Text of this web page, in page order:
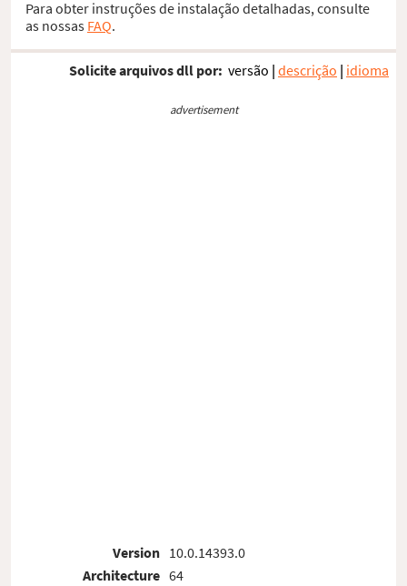
Para obter instruções de instalação detalhadas, consulte
as nossas FAQ.
Solicite arquivos dll por: versão | descrição | idioma
advertisement
Version
Architecture
10.0.14393.0
64